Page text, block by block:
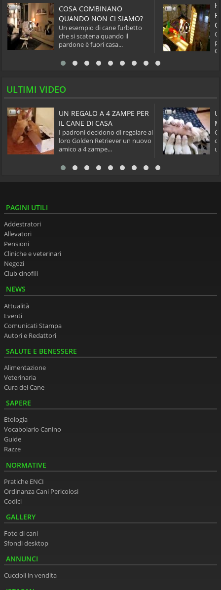
COSA COMBINANO
QUANDO NON CI SIAMO?
Un esempio di cane furbetto
che si scatena quando il
pardone è fuori casa...
ULTIMI VIDEO
UN REGALO A 4 ZAMPE PER
IL CANE DI CASA
I padroni decidono di regalare al
loro Golden Retriever un nuovo
amico a 4 zampe...
PAGINI UTILI
Addestratori
Allevatori
Pensioni
Cliniche e veterinari
Negozi
Club cinofili
NEWS
Attualità
Eventi
Comunicati Stampa
Autori e Redattori
SALUTE E BENESSERE
Alimentazione
Veterinaria
Cura del Cane
SAPERE
Etologia
Vocabolario Canino
Guide
Razze
NORMATIVE
Pratiche ENCI
Ordinanza Cani Pericolosi
Codici
GALLERY
Foto di cani
Sfondi desktop
ANNUNCI
Cuccioli in vendita